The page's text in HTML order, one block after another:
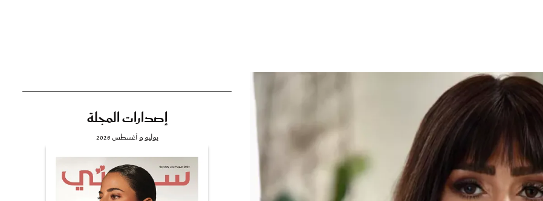
إصدارات المجلة
يوليو و أغسطس 2026
مجلة سيدتي